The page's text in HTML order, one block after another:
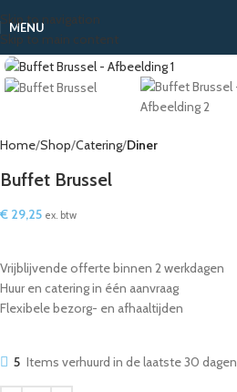
Skip to navigation
Skip to main content
MENU
Home Shop Catering Diner
Buffet Brussel
€ 29,25 ex. btw
Vrijblijvende offerte binnen 2 werkdagen
Huur en catering in één aanvraag
Flexibele bezorg- en afhaaltijden
5 Items verhuurd in de laatste 30 dagen